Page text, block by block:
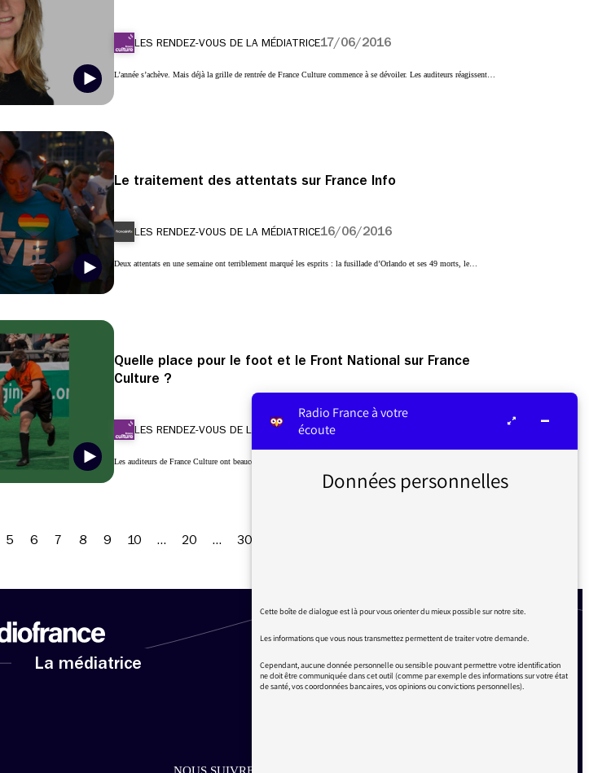
LES RENDEZ-VOUS DE LA MÉDIATRICE17/06/2016
L’année s’achève. Mais déjà la grille de rentrée de France Culture commence à se dévoiler. Les auditeurs réagissent…
Le traitement des attentats sur France Info
LES RENDEZ-VOUS DE LA MÉDIATRICE16/06/2016
Deux attentats en une semaine ont terriblement marqué les esprits : la fusillade d’Orlando et ses 49 morts, le…
Quelle place pour le foot et le Front National sur France
Culture ?
LES RENDEZ-VOUS DE LA MÉDIATRICE16/06/2016
Les auditeurs de France Culture ont beaucoup réagi à deux sujets totalement différents : le football et Jean-Marie Le…
5 6 7 8 9 10 … 20 … 30
La médiatrice
Radio France à votre
écoute
Données personnelles
Cette boîte de dialogue est là pour vous orienter du mieux possible sur notre site.
Les informations que vous nous transmettez permettent de traiter votre demande.
Cependant, aucune donnée personnelle ou sensible pouvant permettre votre identification
ne doit être communiquée dans cet outil (comme par exemple des informations sur votre état
de santé, vos coordonnées bancaires, vos opinions ou convictions personnelles).